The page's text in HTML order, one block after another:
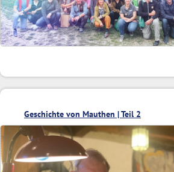
Geschichte von Mauthen | Teil 2